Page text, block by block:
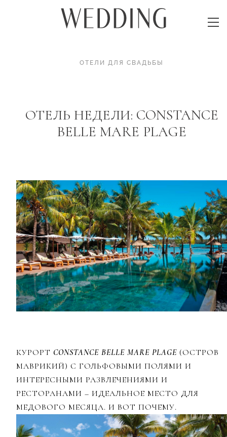
ОТЕЛИ ДЛЯ СВАДЬБЫ
ОТЕЛЬ НЕДЕЛИ: CONSTANCE
BELLE MARE PLAGE
КУРОРТ CONSTANCE BELLE MARE PLAGE (ОСТРОВ
МАВРИКИЙ) C ГОЛЬФОВЫМИ ПОЛЯМИ И
ИНТЕРЕСНЫМИ РАЗВЛЕЧЕНИЯМИ И
РЕСТОРАНАМИ – ИДЕАЛЬНОЕ МЕСТО ДЛЯ
МЕДОВОГО МЕСЯЦА. И ВОТ ПОЧЕМУ.